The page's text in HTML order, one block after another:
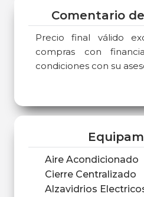
Comentario
Precio final válido
compras con
condiciones con su
Aire Acondicionado
Cierre Centralizado
Alzavidrios